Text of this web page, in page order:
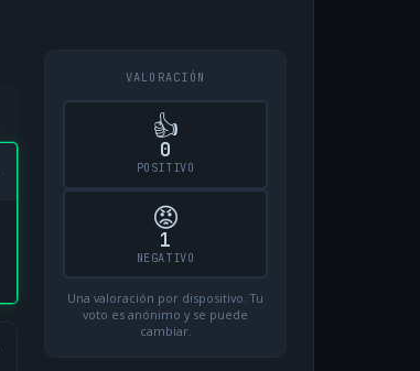
VALORACIÓN
👍
0
POSITIVO
😡
1
NEGATIVO
Una valoración por dispositivo. Tu
voto es anónimo y se puede
cambiar.